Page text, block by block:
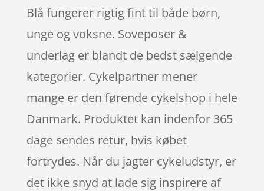
Blå fungerer rigtig fint til både børn,
unge og voksne. Soveposer &
underlag er blandt de bedst sælgende
kategorier. Cykelpartner mener
mange er den førende cykelshop i hele
Danmark. Produktet kan indenfor 365
dage sendes retur, hvis købet
fortrydes. Når du jagter cykeludstyr, er
det ikke snyd at lade sig inspirere af